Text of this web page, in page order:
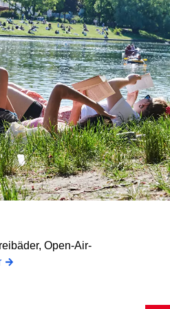
Open-Air-